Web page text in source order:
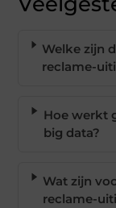
Welke zijn
reclame-
Hoe werkt
big data?
Wat zijn
reclame-